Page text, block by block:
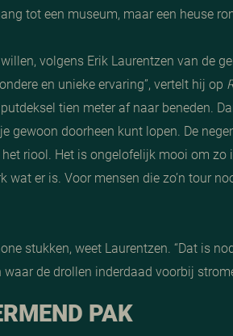
tot een museum, maar een heuse
volgens Erik Laurentzen van de
en unieke ervaring”, vertelt hij op
tien meter af naar beneden.
gewoon doorheen kunt lopen. De
riool. Het is ongelofelijk mooi om zo
wat er is. Voor mensen die zo’n tour
stukken, weet Laurentzen. “Dat is
de drollen inderdaad voorbij
PAK